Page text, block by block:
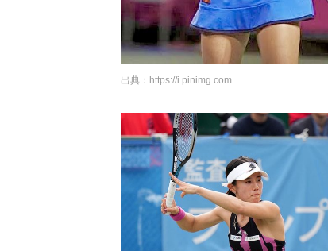
出典： https://i.pinimg.com